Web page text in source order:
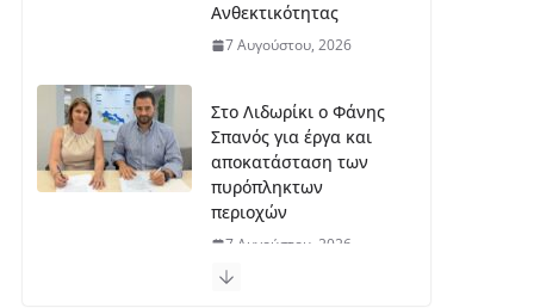
Ανθεκτικότητας
7 Αυγούστου, 2026
Στο Λιδωρίκι ο Φάνης
Σπανός για έργα και
αποκατάσταση των
πυρόπληκτων
περιοχών
7 Αυγούστου, 2026